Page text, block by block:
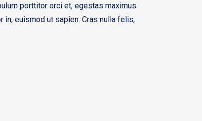
porttitor orci et, egestas maximus
in, euismod ut sapien. Cras nulla felis,